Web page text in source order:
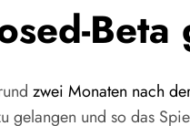
Beta
zwei Monaten nach
gelangen und so das